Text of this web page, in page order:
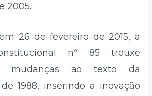
2005.
26 de fevereiro de 2015, a
nº 85 trouxe
mudanças ao texto da
1988, inserindo a inovação